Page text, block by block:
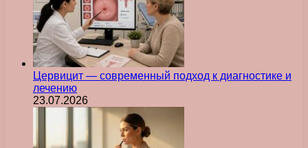
Цервицит — современный подход к диагностике и
лечению
23.07.2026